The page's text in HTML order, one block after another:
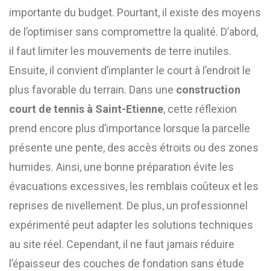
importante du budget. Pourtant, il existe des moyens
de l’optimiser sans compromettre la qualité. D’abord,
il faut limiter les mouvements de terre inutiles.
Ensuite, il convient d’implanter le court à l’endroit le
plus favorable du terrain. Dans une construction
court de tennis à Saint-Etienne, cette réflexion
prend encore plus d’importance lorsque la parcelle
présente une pente, des accès étroits ou des zones
humides. Ainsi, une bonne préparation évite les
évacuations excessives, les remblais coûteux et les
reprises de nivellement. De plus, un professionnel
expérimenté peut adapter les solutions techniques
au site réel. Cependant, il ne faut jamais réduire
l’épaisseur des couches de fondation sans étude